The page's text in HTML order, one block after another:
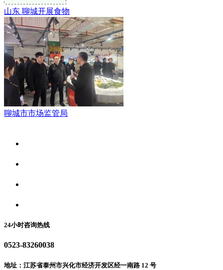
山东 聊城开展食物
聊城市市场监管局
24小时咨询热线
0523-83260038
地址：江苏省泰州市兴化市经济开发区经一南路 12 号